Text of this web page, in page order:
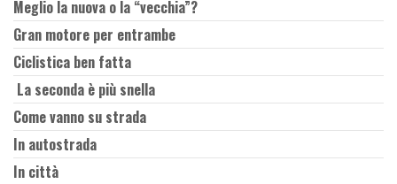
Meglio la nuova o la “vecchia”?
Gran motore per entrambe
Ciclistica ben fatta
La seconda è più snella
Come vanno su strada
In autostrada
In città